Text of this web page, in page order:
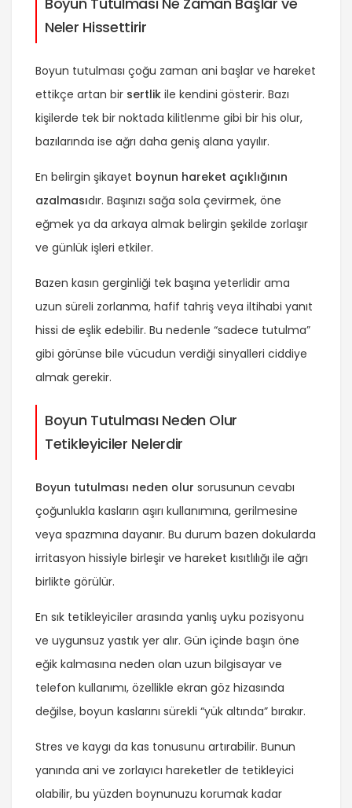
Neler Hissettirir
Boyun tutulması çoğu zaman ani başlar ve hareket
ettikçe artan bir sertlik ile kendini gösterir. Bazı
kişilerde tek bir noktada kilitlenme gibi bir his olur,
bazılarında ise ağrı daha geniş alana yayılır.
En belirgin şikayet boynun hareket açıklığının
azalmasıdır. Başınızı sağa sola çevirmek, öne
eğmek ya da arkaya almak belirgin şekilde zorlaşır
ve günlük işleri etkiler.
Bazen kasın gerginliği tek başına yeterlidir ama
uzun süreli zorlanma, hafif tahriş veya iltihabi yanıt
hissi de eşlik edebilir. Bu nedenle “sadece tutulma”
gibi görünse bile vücudun verdiği sinyalleri ciddiye
almak gerekir.
Boyun Tutulması Neden Olur
Tetikleyiciler Nelerdir
Boyun tutulması neden olur sorusunun cevabı
çoğunlukla kasların aşırı kullanımına, gerilmesine
veya spazmına dayanır. Bu durum bazen dokularda
irritasyon hissiyle birleşir ve hareket kısıtlılığı ile ağrı
birlikte görülür.
En sık tetikleyiciler arasında yanlış uyku pozisyonu
ve uygunsuz yastık yer alır. Gün içinde başın öne
eğik kalmasına neden olan uzun bilgisayar ve
telefon kullanımı, özellikle ekran göz hizasında
değilse, boyun kaslarını sürekli “yük altında” bırakır.
Stres ve kaygı da kas tonusunu artırabilir. Bunun
yanında ani ve zorlayıcı hareketler de tetikleyici
olabilir, bu yüzden boynunuzu korumak kadar